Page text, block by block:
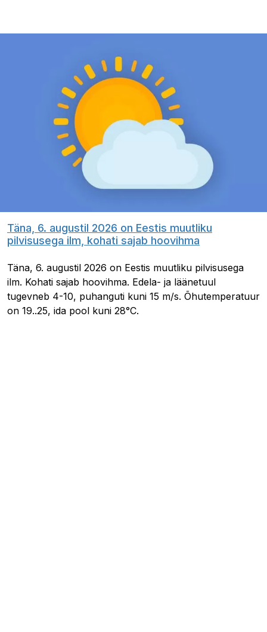
Täna, 6. augustil 2026 on Eestis muutliku
pilvisusega ilm, kohati sajab hoovihma
Täna, 6. augustil 2026 on Eestis muutliku pilvisusega
ilm. Kohati sajab hoovihma. Edela- ja läänetuul
tugevneb 4-10, puhanguti kuni 15 m/s. Õhutemperatuur
on 19..25, ida pool kuni 28°C.